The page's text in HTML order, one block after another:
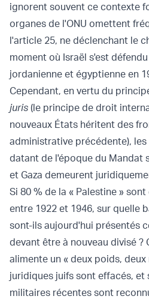
ignorent souvent ce contexte
organes de l'ONU omettent
l'article 25, ne déclenchant le
moment où Israël s'est
jordanienne et égyptienne en
Cependant, en vertu du
juris (le principe de droit
nouveaux États héritent des
administrative précédente),
datant de l'époque du Mandat
et Gaza demeurent
Si 80 % de la « Palestine »
entre 1922 et 1946, sur quelle
sont-ils aujourd'hui présentés
devant être à nouveau divisé
alimente un « deux poids,
juridiques juifs sont effacés, et
militaires récentes sont